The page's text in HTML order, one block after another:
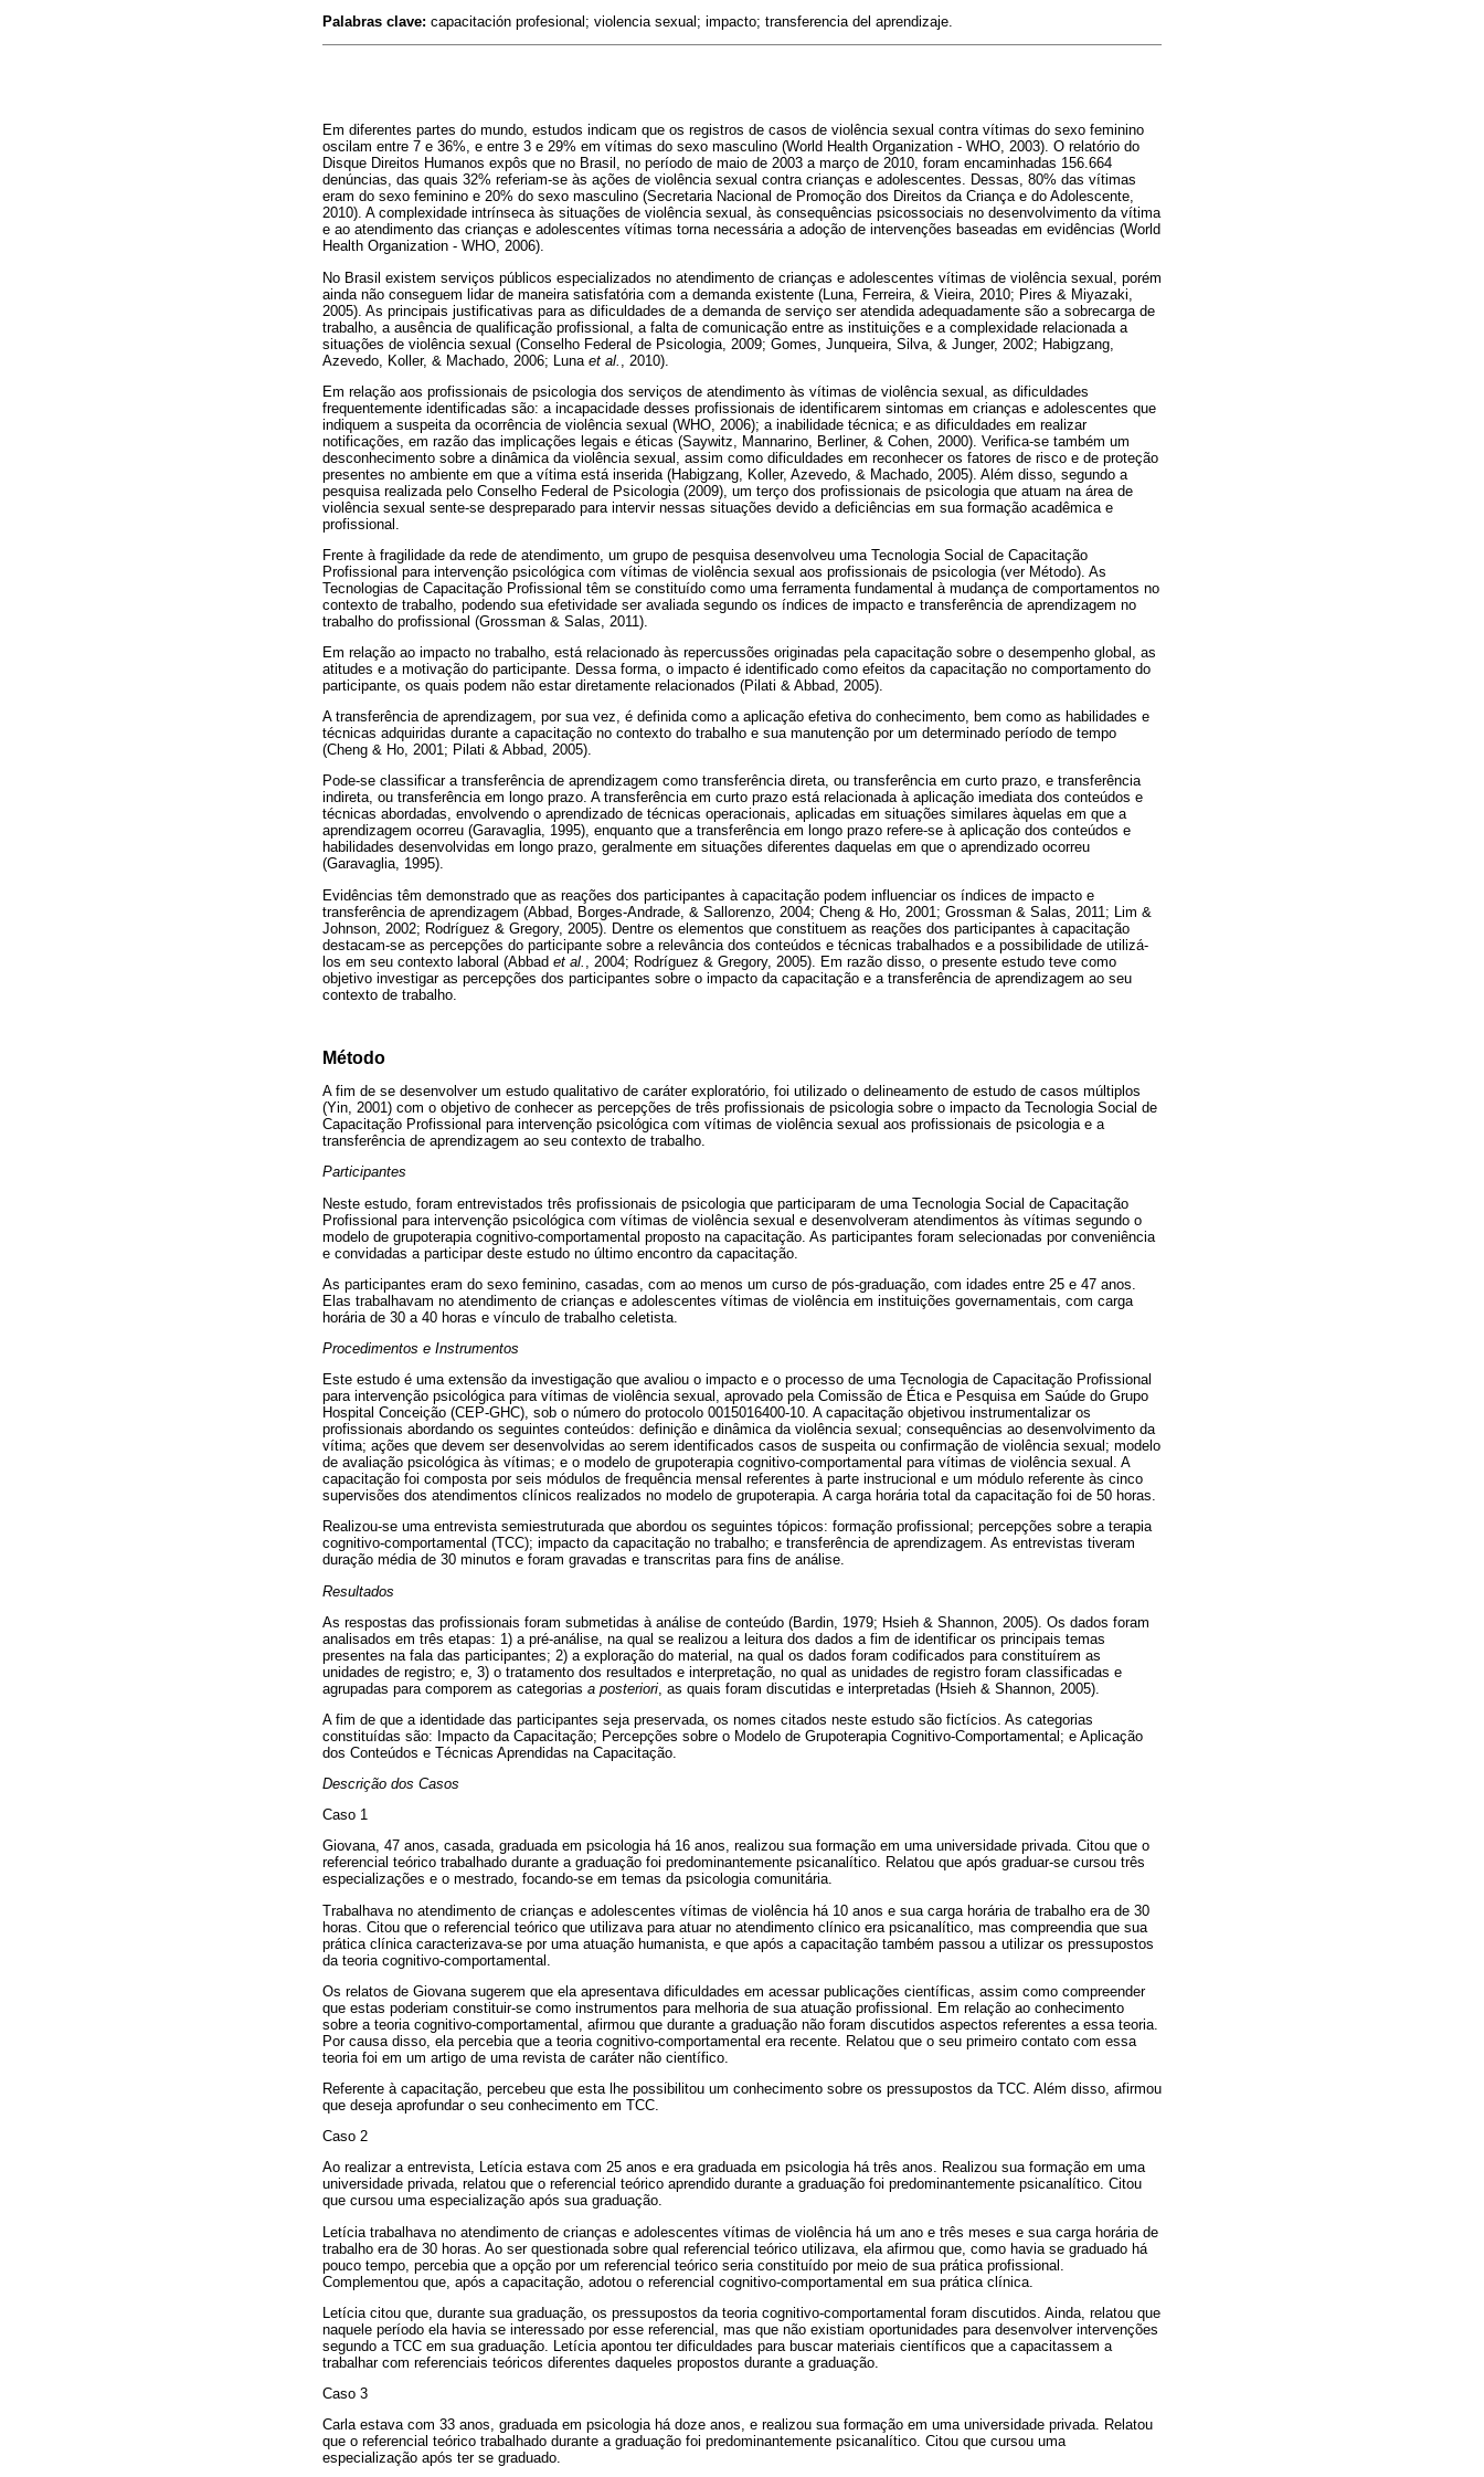
Palabras clave: capacitación profesional; violencia sexual; impacto; transferencia del aprendizaje.
Em diferentes partes do mundo, estudos indicam que os registros de casos de violência sexual contra vítimas do sexo feminino
oscilam entre 7 e 36%, e entre 3 e 29% em vítimas do sexo masculino (World Health Organization - WHO, 2003). O relatório do
Disque Direitos Humanos expôs que no Brasil, no período de maio de 2003 a março de 2010, foram encaminhadas 156.664
denúncias, das quais 32% referiam-se às ações de violência sexual contra crianças e adolescentes. Dessas, 80% das vítimas
eram do sexo feminino e 20% do sexo masculino (Secretaria Nacional de Promoção dos Direitos da Criança e do Adolescente,
2010). A complexidade intrínseca às situações de violência sexual, às consequências psicossociais no desenvolvimento da vítima
e ao atendimento das crianças e adolescentes vítimas torna necessária a adoção de intervenções baseadas em evidências (World
Health Organization - WHO, 2006).
No Brasil existem serviços públicos especializados no atendimento de crianças e adolescentes vítimas de violência sexual, porém
ainda não conseguem lidar de maneira satisfatória com a demanda existente (Luna, Ferreira, & Vieira, 2010; Pires & Miyazaki,
2005). As principais justificativas para as dificuldades de a demanda de serviço ser atendida adequadamente são a sobrecarga de
trabalho, a ausência de qualificação profissional, a falta de comunicação entre as instituições e a complexidade relacionada a
situações de violência sexual (Conselho Federal de Psicologia, 2009; Gomes, Junqueira, Silva, & Junger, 2002; Habigzang,
Azevedo, Koller, & Machado, 2006; Luna et al.
, 2010).
Em relação aos profissionais de psicologia dos serviços de atendimento às vítimas de violência sexual, as dificuldades
frequentemente identificadas são: a incapacidade desses profissionais de identificarem sintomas em crianças e adolescentes que
indiquem a suspeita da ocorrência de violência sexual (WHO, 2006); a inabilidade técnica; e as dificuldades em realizar
notificações, em razão das implicações legais e éticas (Saywitz, Mannarino, Berliner, & Cohen, 2000). Verifica-se também um
desconhecimento sobre a dinâmica da violência sexual, assim como dificuldades em reconhecer os fatores de risco e de proteção
presentes no ambiente em que a vítima está inserida (Habigzang, Koller, Azevedo, & Machado, 2005). Além disso, segundo a
pesquisa realizada pelo Conselho Federal de Psicologia (2009), um terço dos profissionais de psicologia que atuam na área de
violência sexual sente-se despreparado para intervir nessas situações devido a deficiências em sua formação acadêmica e
profissional.
Frente à fragilidade da rede de atendimento, um grupo de pesquisa desenvolveu uma Tecnologia Social de Capacitação
Profissional para intervenção psicológica com vítimas de violência sexual aos profissionais de psicologia (ver Método). As
Tecnologias de Capacitação Profissional têm se constituído como uma ferramenta fundamental à mudança de comportamentos no
contexto de trabalho, podendo sua efetividade ser avaliada segundo os índices de impacto e transferência de aprendizagem no
trabalho do profissional (Grossman & Salas, 2011).
Em relação ao impacto no trabalho, está relacionado às repercussões originadas pela capacitação sobre o desempenho global, as
atitudes e a motivação do participante. Dessa forma, o impacto é identificado como efeitos da capacitação no comportamento do
participante, os quais podem não estar diretamente relacionados (Pilati & Abbad, 2005).
A transferência de aprendizagem, por sua vez, é definida como a aplicação efetiva do conhecimento, bem como as habilidades e
técnicas adquiridas durante a capacitação no contexto do trabalho e sua manutenção por um determinado período de tempo
(Cheng & Ho, 2001; Pilati & Abbad, 2005).
Pode-se classificar a transferência de aprendizagem como transferência direta, ou transferência em curto prazo, e transferência
indireta, ou transferência em longo prazo. A transferência em curto prazo está relacionada à aplicação imediata dos conteúdos e
técnicas abordadas, envolvendo o aprendizado de técnicas operacionais, aplicadas em situações similares àquelas em que a
aprendizagem ocorreu (Garavaglia, 1995), enquanto que a transferência em longo prazo refere-se à aplicação dos conteúdos e
habilidades desenvolvidas em longo prazo, geralmente em situações diferentes daquelas em que o aprendizado ocorreu
(Garavaglia, 1995).
Evidências têm demonstrado que as reações dos participantes à capacitação podem influenciar os índices de impacto e
transferência de aprendizagem (Abbad, Borges-Andrade, & Sallorenzo, 2004; Cheng & Ho, 2001; Grossman & Salas, 2011; Lim &
Johnson, 2002; Rodríguez & Gregory, 2005). Dentre os elementos que constituem as reações dos participantes à capacitação
destacam-se as percepções do participante sobre a relevância dos conteúdos e técnicas trabalhados e a possibilidade de utilizá-
los em seu contexto laboral (Abbad et al.
, 2004; Rodríguez & Gregory, 2005). Em razão disso, o presente estudo teve como
objetivo investigar as percepções dos participantes sobre o impacto da capacitação e a transferência de aprendizagem ao seu
contexto de trabalho.
Método
A fim de se desenvolver um estudo qualitativo de caráter exploratório, foi utilizado o delineamento de estudo de casos múltiplos
(Yin, 2001) com o objetivo de conhecer as percepções de três profissionais de psicologia sobre o impacto da Tecnologia Social de
Capacitação Profissional para intervenção psicológica com vítimas de violência sexual aos profissionais de psicologia e a
transferência de aprendizagem ao seu contexto de trabalho.
Participantes
Neste estudo, foram entrevistados três profissionais de psicologia que participaram de uma Tecnologia Social de Capacitação
Profissional para intervenção psicológica com vítimas de violência sexual e desenvolveram atendimentos às vítimas segundo o
modelo de grupoterapia cognitivo-comportamental proposto na capacitação. As participantes foram selecionadas por conveniência
e convidadas a participar deste estudo no último encontro da capacitação.
As participantes eram do sexo feminino, casadas, com ao menos um curso de pós-graduação, com idades entre 25 e 47 anos.
Elas trabalhavam no atendimento de crianças e adolescentes vítimas de violência em instituições governamentais, com carga
horária de 30 a 40 horas e vínculo de trabalho celetista.
Procedimentos e Instrumentos
Este estudo é uma extensão da investigação que avaliou o impacto e o processo de uma Tecnologia de Capacitação Profissional
para intervenção psicológica para vítimas de violência sexual, aprovado pela Comissão de Ética e Pesquisa em Saúde do Grupo
Hospital Conceição (CEP-GHC), sob o número do protocolo 0015016400-10. A capacitação objetivou instrumentalizar os
profissionais abordando os seguintes conteúdos: definição e dinâmica da violência sexual; consequências ao desenvolvimento da
vítima; ações que devem ser desenvolvidas ao serem identificados casos de suspeita ou confirmação de violência sexual; modelo
de avaliação psicológica às vítimas; e o modelo de grupoterapia cognitivo-comportamental para vítimas de violência sexual. A
capacitação foi composta por seis módulos de frequência mensal referentes à parte instrucional e um módulo referente às cinco
supervisões dos atendimentos clínicos realizados no modelo de grupoterapia. A carga horária total da capacitação foi de 50 horas.
Realizou-se uma entrevista semiestruturada que abordou os seguintes tópicos: formação profissional; percepções sobre a terapia
cognitivo-comportamental (TCC); impacto da capacitação no trabalho; e transferência de aprendizagem. As entrevistas tiveram
duração média de 30 minutos e foram gravadas e transcritas para fins de análise.
Resultados
As respostas das profissionais foram submetidas à análise de conteúdo (Bardin, 1979; Hsieh & Shannon, 2005). Os dados foram
analisados em três etapas: 1) a pré-análise, na qual se realizou a leitura dos dados a fim de identificar os principais temas
presentes na fala das participantes; 2) a exploração do material, na qual os dados foram codificados para constituírem as
unidades de registro; e, 3) o tratamento dos resultados e interpretação, no qual as unidades de registro foram classificadas e
agrupadas para comporem as categorias a posteriori , as quais foram discutidas e interpretadas (Hsieh & Shannon, 2005).
A fim de que a identidade das participantes seja preservada, os nomes citados neste estudo são fictícios. As categorias
constituídas são: Impacto da Capacitação; Percepções sobre o Modelo de Grupoterapia Cognitivo-Comportamental; e Aplicação
dos Conteúdos e Técnicas Aprendidas na Capacitação.
Descrição dos Casos
Caso 1
Giovana, 47 anos, casada, graduada em psicologia há 16 anos, realizou sua formação em uma universidade privada. Citou que o
referencial teórico trabalhado durante a graduação foi predominantemente psicanalítico. Relatou que após graduar-se cursou três
especializações e o mestrado, focando-se em temas da psicologia comunitária.
Trabalhava no atendimento de crianças e adolescentes vítimas de violência há 10 anos e sua carga horária de trabalho era de 30
horas. Citou que o referencial teórico que utilizava para atuar no atendimento clínico era psicanalítico, mas compreendia que sua
prática clínica caracterizava-se por uma atuação humanista, e que após a capacitação também passou a utilizar os pressupostos
da teoria cognitivo-comportamental.
Os relatos de Giovana sugerem que ela apresentava dificuldades em acessar publicações científicas, assim como compreender
que estas poderiam constituir-se como instrumentos para melhoria de sua atuação profissional. Em relação ao conhecimento
sobre a teoria cognitivo-comportamental, afirmou que durante a graduação não foram discutidos aspectos referentes a essa teoria.
Por causa disso, ela percebia que a teoria cognitivo-comportamental era recente. Relatou que o seu primeiro contato com essa
teoria foi em um artigo de uma revista de caráter não científico.
Referente à capacitação, percebeu que esta lhe possibilitou um conhecimento sobre os pressupostos da TCC. Além disso, afirmou
que deseja aprofundar o seu conhecimento em TCC.
Caso 2
Ao realizar a entrevista, Letícia estava com 25 anos e era graduada em psicologia há três anos. Realizou sua formação em uma
universidade privada, relatou que o referencial teórico aprendido durante a graduação foi predominantemente psicanalítico. Citou
que cursou uma especialização após sua graduação.
Letícia trabalhava no atendimento de crianças e adolescentes vítimas de violência há um ano e três meses e sua carga horária de
trabalho era de 30 horas. Ao ser questionada sobre qual referencial teórico utilizava, ela afirmou que, como havia se graduado há
pouco tempo, percebia que a opção por um referencial teórico seria constituído por meio de sua prática profissional.
Complementou que, após a capacitação, adotou o referencial cognitivo-comportamental em sua prática clínica.
Letícia citou que, durante sua graduação, os pressupostos da teoria cognitivo-comportamental foram discutidos. Ainda, relatou que
naquele período ela havia se interessado por esse referencial, mas que não existiam oportunidades para desenvolver intervenções
segundo a TCC em sua graduação. Letícia apontou ter dificuldades para buscar materiais científicos que a capacitassem a
trabalhar com referenciais teóricos diferentes daqueles propostos durante a graduação.
Caso 3
Carla estava com 33 anos, graduada em psicologia há doze anos, e realizou sua formação em uma universidade privada. Relatou
que o referencial teórico trabalhado durante a graduação foi predominantemente psicanalítico. Citou que cursou uma
especialização após ter se graduado.